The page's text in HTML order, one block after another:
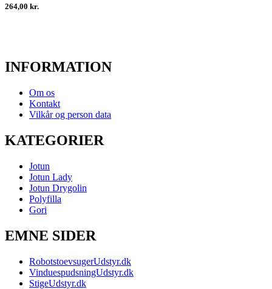
264,00 kr.
INFORMATION
Om os
Kontakt
Vilkår og person data
KATEGORIER
Jotun
Jotun Lady
Jotun Drygolin
Polyfilla
Gori
EMNE SIDER
RobotstoevsugerUdstyr.dk
VinduespudsningUdstyr.dk
StigeUdstyr.dk